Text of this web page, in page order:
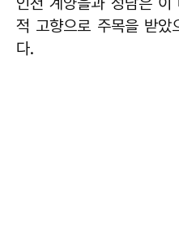
적 고향으로 주목을 받았
다.